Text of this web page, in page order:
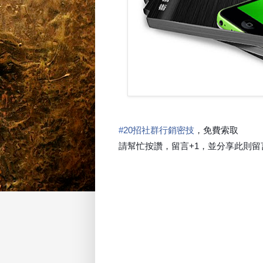
#20招社群行銷密技 ，免費索取
請幫忙按讚，留言+1，並分享此則留